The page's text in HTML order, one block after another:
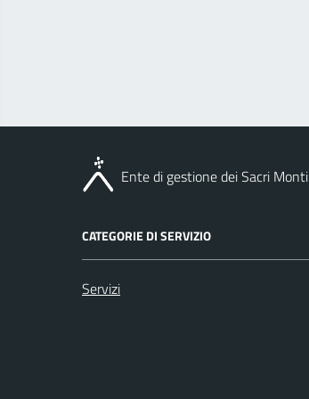
Ente di gestione dei Sacri Monti
CATEGORIE DI SERVIZIO
Servizi